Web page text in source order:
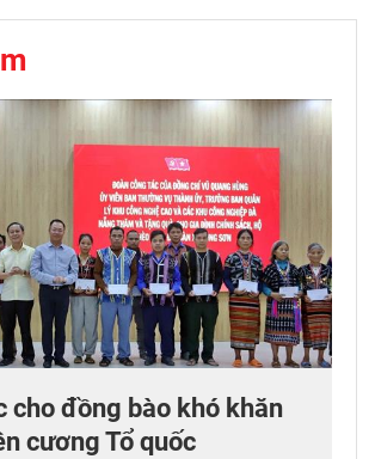
cho đồng bào khó khăn
cương Tổ quốc